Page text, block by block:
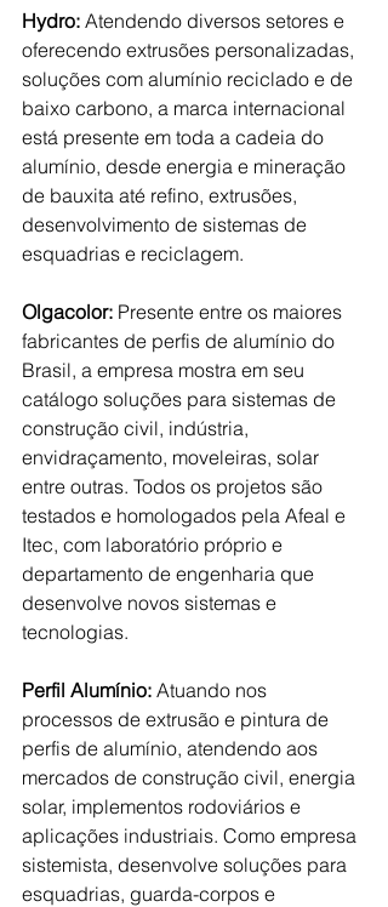
Hydro: Atendendo diversos setores e
oferecendo extrusões personalizadas,
soluções com alumínio reciclado e de
baixo carbono, a marca internacional
está presente em toda a cadeia do
alumínio, desde energia e mineração
de bauxita até refino, extrusões,
desenvolvimento de sistemas de
esquadrias e reciclagem.
Olgacolor: Presente entre os maiores
fabricantes de perfis de alumínio do
Brasil, a empresa mostra em seu
catálogo soluções para sistemas de
construção civil, indústria,
envidraçamento, moveleiras, solar
entre outras. Todos os projetos são
testados e homologados pela Afeal e
Itec, com laboratório próprio e
departamento de engenharia que
desenvolve novos sistemas e
tecnologias.
Perfil Alumínio: Atuando nos
processos de extrusão e pintura de
perfis de alumínio, atendendo aos
mercados de construção civil, energia
solar, implementos rodoviários e
aplicações industriais. Como empresa
sistemista, desenvolve soluções para
esquadrias, guarda-corpos e